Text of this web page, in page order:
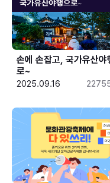
손에 손잡고, 국가유산야
로~
2025.09.16